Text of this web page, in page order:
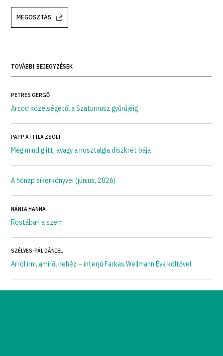
MEGOSZTÁS
TOVÁBBI BEJEGYZÉSEK
PETRES GERGŐ
Arcod közelségétől a Szaturnusz gyűrűjéig
PAPP ATTILA ZSOLT
Még mindig itt, avagy a nosztalgia diszkrét bája
A hónap sikerkönyvei (június, 2026)
NÁNIA HANNA
Rostában a szem
SZÉLYES-PÁL DÁNIEL
Arról írni, amiről nehéz – interjú Farkas Wellmann Éva költővel